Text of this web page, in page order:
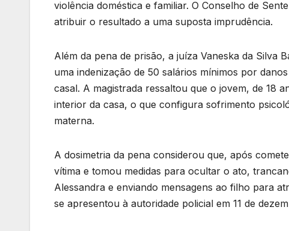
violência doméstica e familiar. O Conselho de
atribuir o resultado a uma suposta imprudência.
Além da pena de prisão, a juíza Vaneska da Silva
uma indenização de 50 salários mínimos por
casal. A magistrada ressaltou que o jovem, de 18
interior da casa, o que configura sofrimento
materna.
A dosimetria da pena considerou que, após
vítima e tomou medidas para ocultar o ato,
Alessandra e enviando mensagens ao filho para
se apresentou à autoridade policial em 11 de